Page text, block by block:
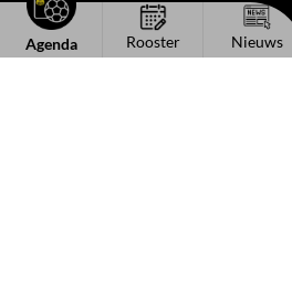
Agenda Rooster Nieuws